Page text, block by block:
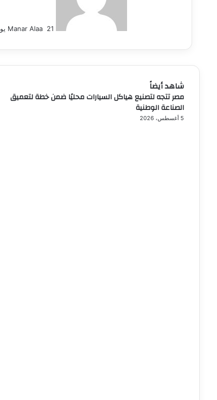
Manar Alaa 21 يونيو، 2026
شاهد أيضاً
إغلاق
مصر تتجه لتصنيع هياكل السيارات محليًا ضمن خطة لتعميق
الصناعة الوطنية
5 أغسطس، 2026